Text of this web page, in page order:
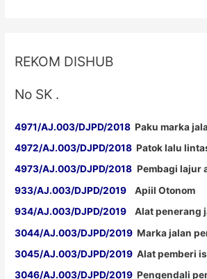
REKOM DISHUB
No SK .
4971/AJ.003/DJPD/2018 Paku marka
4972/AJ.003/DJPD/2018 Patok lalu
4973/AJ.003/DJPD/2018 Pembagi lajur
933/AJ.003/DJPD/2019 Apiil Otonom
934/AJ.003/DJPD/2019 Alat penerang
3044/AJ.003/DJPD/2019 Marka jalan
3045/AJ.003/DJPD/2019 Alat pemberi
3046/AJ.003/DJPD/2019 Pengendali